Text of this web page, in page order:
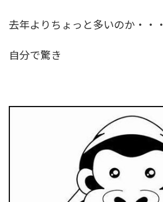
去年よりちょっと多いのか・・・
自分で驚き